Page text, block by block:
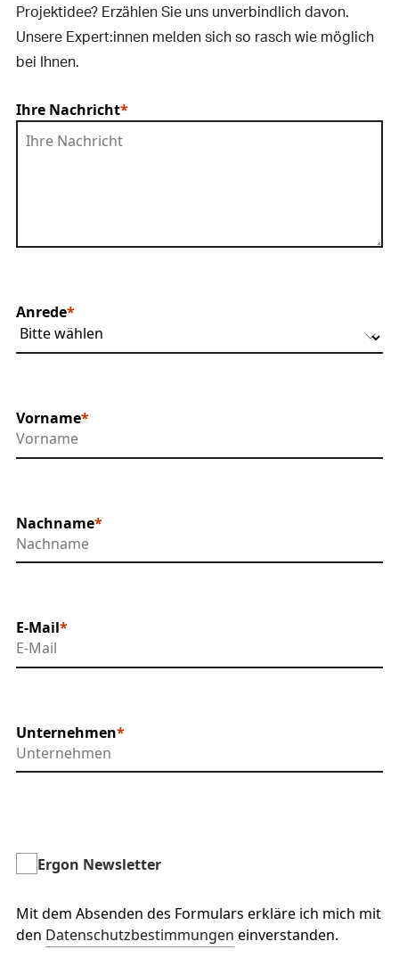
Projektidee? Erzählen Sie uns unverbindlich davon.
Unsere Expert:innen melden sich so rasch wie möglich
bei Ihnen.
Ihre Nachricht
Anrede
Vorname
Nachname
E-Mail
Unternehmen
Ergon Newsletter
Mit dem Absenden des Formulars erkläre ich mich mit
den Datenschutzbestimmungen einverstanden.